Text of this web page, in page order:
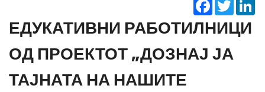
ЕДУКАТИВНИ РАБОТИЛНИЦИ
ОД ПРОЕКТОТ „ДОЗНАЈ ЈА
ТАЈНАТА НА НАШИТЕ